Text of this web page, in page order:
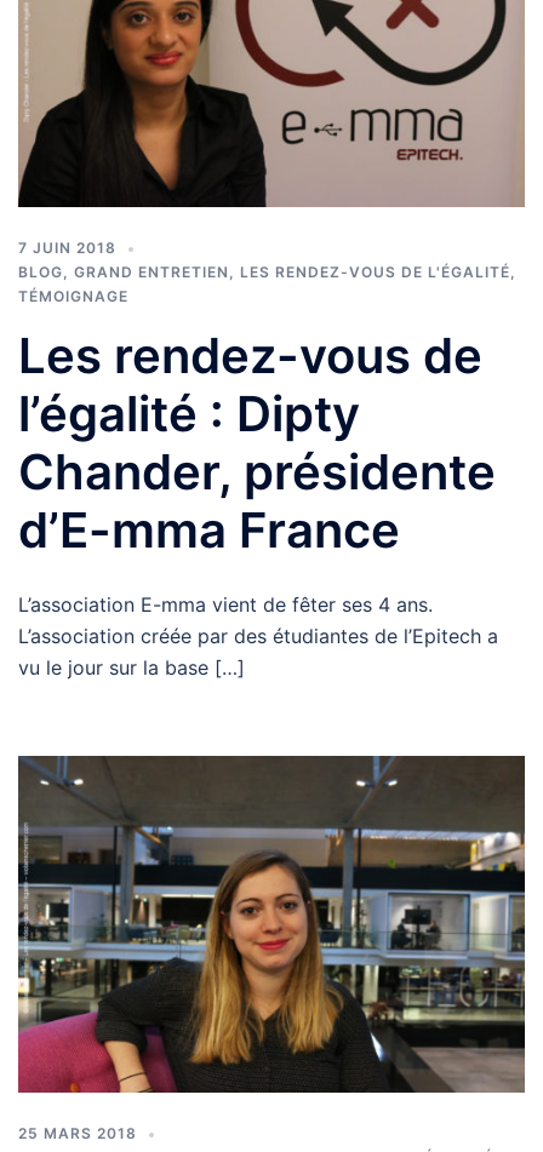
7 JUIN 2018
BLOG
GRAND ENTRETIEN LES RENDEZ-VOUS DE L'ÉGALITÉ
TÉMOIGNAGE
Les rendez-vous de
l’égalité : Dipty
Chander, présidente
d’E-mma France
L’association E-mma vient de fêter ses 4 ans.
L’association créée par des étudiantes de l’Epitech a
vu le jour sur la base […]
25 MARS 2018